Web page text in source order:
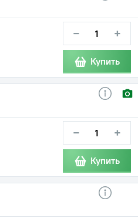
− +
Купить
− +
Купить